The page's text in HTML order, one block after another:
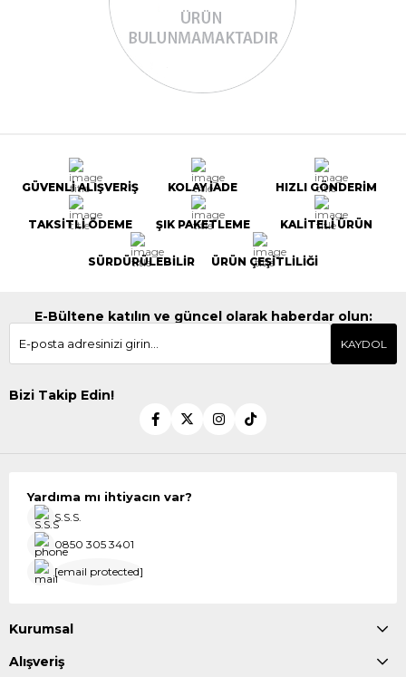
GÜVENLİ ALIŞVERİŞ KOLAY İADE HIZLI GÖNDERİM
TAKSİTLİ ÖDEME ŞIK PAKETLEME KALİTELİ ÜRÜN
SÜRDÜRÜLEBİLİR ÜRÜN ÇEŞİTLİLİĞİ
E-Bültene katılın ve güncel olarak haberdar olun:
KAYDOL
Bizi Takip Edin!
Yardıma mı ihtiyacın var?
S.S.S.
0850 305 3401
[email protected]
Kurumsal
Alışveriş